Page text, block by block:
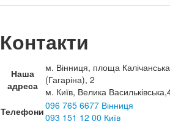
Контакти
Наша
адреса
м. Вінниця, площа Калічанська
(Гагаріна), 2
м. Київ, Велика
Телефони096 765 6677 Вінниця
093 151 12 00 Київ